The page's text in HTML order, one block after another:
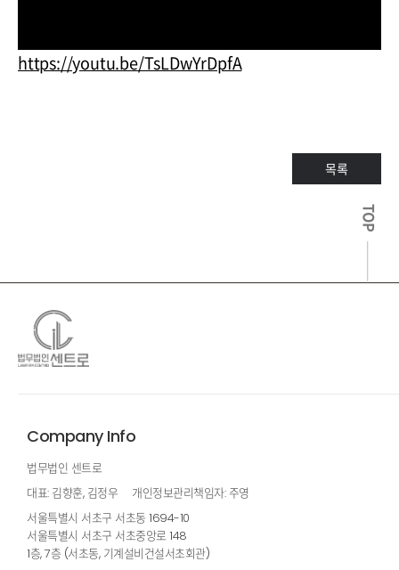
https://youtu.be/TsLDwYrDpfA
목록
Company Info
법무법인 센트로
대표: 김향훈, 김정우
개인정보관리책임자: 주영
서울특별시 서초구 서초동 1694-10
서울특별시 서초구 서초중앙로 148
1층, 7층 (서초동, 기계설비건설서초회관)
TOP